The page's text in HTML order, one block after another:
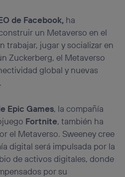
de Facebook, ha
un Metaverso en el
trabajar, jugar y socializar en
Zuckerberg, el Metaverso
global y nuevas
Epic Games, la compañía
Fortnite, también ha
el Metaverso. Sweeney cree
digital será impulsada por la
de activos digitales, donde
por su